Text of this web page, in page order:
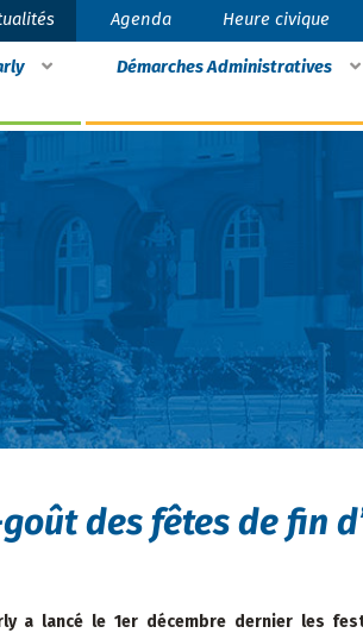
Agenda Heure civique
Démarches Administratives
des fêtes de fin
a lancé le 1er décembre dernier les